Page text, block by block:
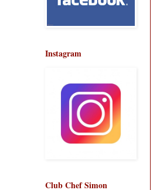
Instagram
Club Chef Simon